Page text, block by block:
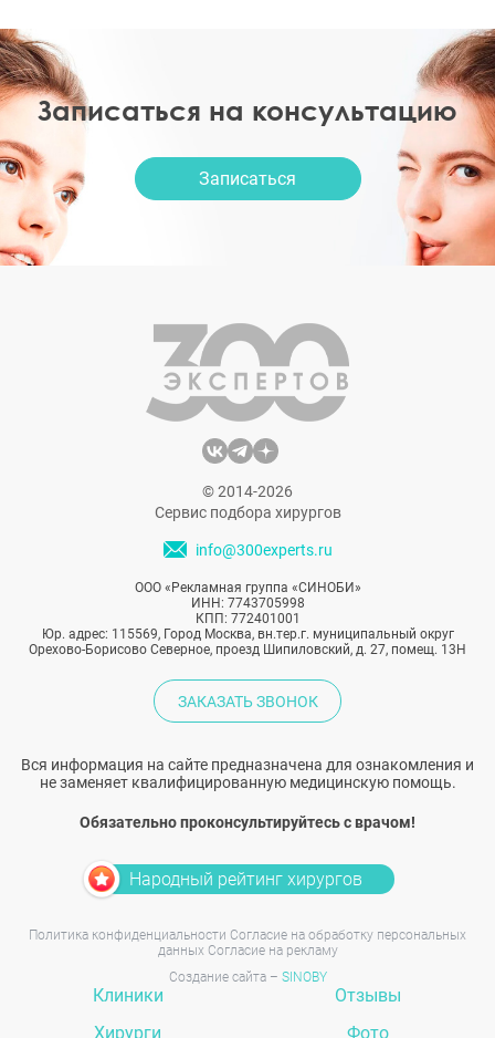
Записаться на консультацию
Записаться
© 2014-2026
Сервис подбора хирургов
info@300experts.ru
ООО «Рекламная группа «СИНОБИ»
ИНН: 7743705998
КПП: 772401001
Юр. адрес: 115569, Город Москва, вн.тер.г. муниципальный округ
Орехово-Борисово Северное, проезд Шипиловский, д. 27, помещ. 13Н
ЗАКАЗАТЬ ЗВОНОК
Вся информация на сайте предназначена для ознакомления и
не заменяет квалифицированную медицинскую помощь.
Обязательно проконсультируйтесь с врачом!
Народный рейтинг хирургов
Политика конфиденциальности Согласие на обработку персональных
данных Согласие на рекламу
Создание сайта – SINOBY
Клиники
Хирурги
Отзывы
Фото